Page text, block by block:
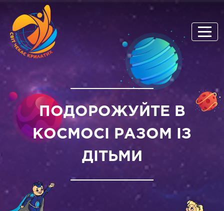
ПОДОРОЖУЙТЕ В
КОСМОСІ РАЗОМ ІЗ
ДІТЬМИ